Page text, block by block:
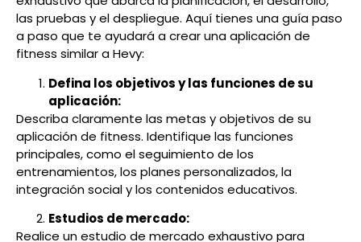
las pruebas y el despliegue. Aquí tienes una guía paso
a paso que te ayudará a crear una aplicación de
fitness similar a Hevy:
Defina los objetivos y las funciones de su
aplicación:
Describa claramente las metas y objetivos de su
aplicación de fitness. Identifique las funciones
principales, como el seguimiento de los
entrenamientos, los planes personalizados, la
integración social y los contenidos educativos.
Estudios de mercado:
Realice un estudio de mercado exhaustivo para